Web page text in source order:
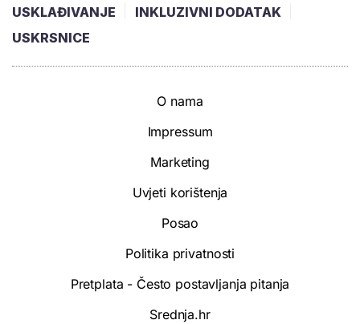
USKLAĐIVANJE
INKLUZIVNI DODATAK
USKRSNICE
O nama
Impressum
Marketing
Uvjeti korištenja
Posao
Politika privatnosti
Pretplata - Često postavljanja pitanja
Srednja.hr